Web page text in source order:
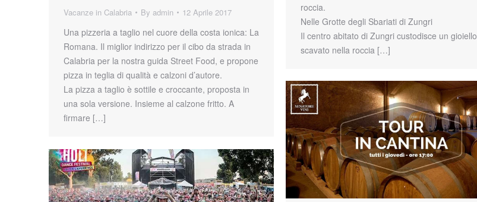
roccia.
Nelle Grotte degli Sbariati di Zungri
Il centro abitato di Zungri custodisce un gioiello
scavato nella roccia […]
Vacanze in Calabria By admin 12 Aprile 2017
Una pizzeria a taglio nel cuore della costa ionica: La
Romana. Il miglior indirizzo per il cibo da strada in
Calabria per la nostra guida Street Food, e propone
pizza in teglia di qualità e calzoni d’autore.
La pizza a taglio è sottile e croccante, proposta in
una sola versione. Insieme al calzone fritto. A
firmare […]